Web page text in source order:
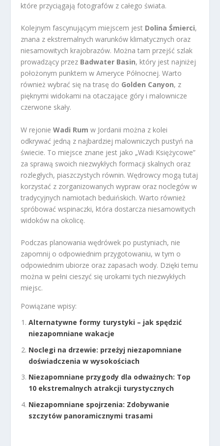
które przyciągają fotografów z całego świata.
Kolejnym fascynującym miejscem jest Dolina Śmierci,
znana z ekstremalnych warunków klimatycznych oraz
niesamowitych krajobrazów. Można tam przejść szlak
prowadzący przez Badwater Basin, który jest najniżej
położonym punktem w Ameryce Północnej. Warto
również wybrać się na trasę do Golden Canyon, z
pięknymi widokami na otaczające góry i malownicze
czerwone skały.
W rejonieWadi Rum w Jordanii można z kolei
odkrywać jedną z najbardziej malowniczych pustyń na
świecie. To miejsce znane jest jako „Wadi Księżycowe”
za sprawą swoich niezwykłych formacji skalnych oraz
rozległych, piaszczystych równin. Wędrowcy mogą tutaj
korzystać z zorganizowanych wypraw oraz noclegów w
tradycyjnych namiotach beduińskich. Warto również
spróbować wspinaczki, która dostarcza niesamowitych
widoków na okolicę.
Podczas planowania wędrówek po pustyniach, nie
zapomnij o odpowiednim przygotowaniu, w tym o
odpowiednim ubiorze oraz zapasach wody. Dzięki temu
można w pełni cieszyć się urokami tych niezwykłych
miejsc.
Powiązane wpisy:
Alternatywne formy turystyki – jak spędzić
niezapomniane wakacje
Noclegi na drzewie: przeżyj niezapomniane
doświadczenia w wysokościach
Niezapomniane przygody dla odważnych: Top
10 ekstremalnych atrakcji turystycznych
Niezapomniane spojrzenia: Zdobywanie
szczytów panoramicznymi trasami